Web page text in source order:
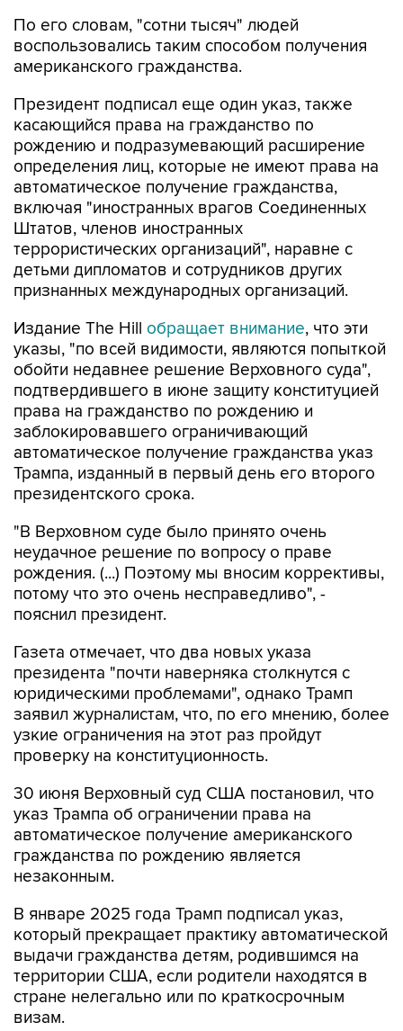
По его словам, "сотни тысяч" людей
воспользовались таким способом получения
американского гражданства.
Президент подписал еще один указ, также
касающийся права на гражданство по
рождению и подразумевающий расширение
определения лиц, которые не имеют права на
автоматическое получение гражданства,
включая "иностранных врагов Соединенных
Штатов, членов иностранных
террористических организаций", наравне с
детьми дипломатов и сотрудников других
признанных международных организаций.
Издание The Hill обращает внимание, что эти
указы, "по всей видимости, являются попыткой
обойти недавнее решение Верховного суда",
подтвердившего в июне защиту конституцией
права на гражданство по рождению и
заблокировавшего ограничивающий
автоматическое получение гражданства указ
Трампа, изданный в первый день его второго
президентского срока.
"В Верховном суде было принято очень
неудачное решение по вопросу о праве
рождения. (...) Поэтому мы вносим коррективы,
потому что это очень несправедливо", -
пояснил президент.
Газета отмечает, что два новых указа
президента "почти наверняка столкнутся с
юридическими проблемами", однако Трамп
заявил журналистам, что, по его мнению, более
узкие ограничения на этот раз пройдут
проверку на конституционность.
30 июня Верховный суд США постановил, что
указ Трампа об ограничении права на
автоматическое получение американского
гражданства по рождению является
незаконным.
В январе 2025 года Трамп подписал указ,
который прекращает практику автоматической
выдачи гражданства детям, родившимся на
территории США, если родители находятся в
стране нелегально или по краткосрочным
визам.